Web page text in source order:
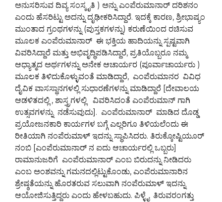
ಅನುಸರಿಸುವ ದಿವ್ಯ ಸಂಸ್ಕೃತಿ ) ಅನ್ನು ಎಂಪೆರುಮಾನಾರ್ ದರಿಶನಂ
ಎಂದು ಹೆಸರಿಟ್ಟು ಅದನ್ನು ದೃಢೀಕರಿಸಿದ್ದಾರೆ. ಇದಕ್ಕೆ ಕಾರಣ, ಶ್ರೀಭಾಷ್ಯಂ
ಮುಂತಾದ ಗ್ರಂಥಗಳನ್ನು (ಪುಸ್ತಕಗಳನ್ನು) ಕರುಣೆಯಿಂದ ರಚಿಸುವ
ಮೂಲಕ ಎಂಪೆರುಮಾನಾರ್ ಈ ಭಕ್ತಿಯ ಹಾದಿಯನ್ನು ಸ್ಪಷ್ಟವಾಗಿ
ವಿವರಿಸಿದ್ದಾರೆ ಮತ್ತು ಅಭಿವೃದ್ಧಿಪಡಿಸಿದ್ದಾರೆ, ಪ್ರತಿಯೊಬ್ಬರೂ ನಮ್ಮ
ಆಧ್ಯಾತ್ಮದ ಅರ್ಥಗಳನ್ನು ಅನೇಕ ಆಚಾರ್ಯರ (ಪೂರ್ವಾಚಾರ್ಯರು )
ಮೂಲಕ ತಿಳಿದುಕೊಳ್ಳುವಂತೆ ಮಾಡಿದ್ದಾರೆ, ಎಂಪೆರುಮಾನರ ವಿವಿಧ
ದೈವಿಕ ವಾಸಸ್ಥಾನಗಳಲ್ಲಿ ಸುಧಾರಣೆಗಳನ್ನು ಮಾಡಿದ್ದಾರೆ [ದೇವಾಲಯ
ಆಡಳಿತದಲ್ಲಿ , ಶಾಸ್ತ್ರಗಳಲ್ಲಿ ವಿವರಿಸಿದಂತೆ ಎಂಪೆರುಮಾನ್ ಗಾಗಿ
ಉತ್ಸವಗಳನ್ನು ನಡೆಸುವುದು]. ಎಂಪೆರುಮಾನಾರ್ ಮಾಡಿದ ದೊಡ್ಡ
ಪ್ರಯೋಜನಕಾರಿ ಕಾರ್ಯಗಳ ಬಗ್ಗೆ ಎಲ್ಲರಿಗೂ ತಿಳಿಯಲೆಂದು ಈ
ರೀತಿಯಾಗಿ ನಂಪೆರುಮಾಳ್ ಇದನ್ನು ಸ್ಥಾಪಿಸಿದರು. ತಿರುಕ್ಕೋಷ್ಟಿಯೂರ್
ನಂಬಿ [ಎಂಪೆರುಮಾನಾರ್ ನ ಐದು ಆಚಾರ್ಯರಲ್ಲಿ ಒಬ್ಬರು]
ರಾಮಾನುಜರಿಗೆ ಎಂಪೆರುಮಾನಾರ್ ಎಂಬ ಬಿರುದನ್ನು ನೀಡಿದರು
ಎಂಬ ಅಂಶವನ್ನು ಗಮನದಲ್ಲಿಟ್ಟುಕೊಂಡು, ಎಂಪೆರುಮಾನಾರಿನ
ಶ್ರೇಷ್ಠತೆಯನ್ನು ಹೊರತರುವ ಸಲುವಾಗಿ ನಂಪೆರುಮಾಳ್ ಇದನ್ನು
ಆಯೋಜಿಸುತ್ತಿದ್ದರು ಎಂದು ಹೇಳಬಹುದು. ಪಿಳ್ಳೈ ತಿರುವರಂಗತ್ತು